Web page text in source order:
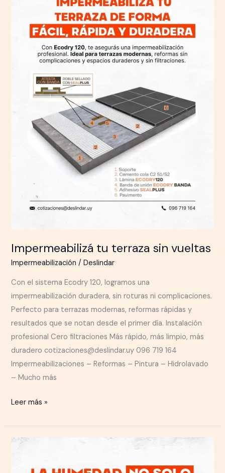
Impermeabilizá tu terraza sin vueltas
Impermeabilización /Deslindar
Con el sistema Ecodry 120, logramos una
impermeabilización duradera, sin roturas ni complicaciones.
Perfecto para terrazas modernas, reformas rápidas y
resultados que se notan desde el primer día. Instalación
profesional Cero filtraciones Más rápido, más limpio, más
duradero cotizaciones@deslindar.uy 096 719 164
Impermeabilizaciones – Reformas – Pintura – Hidrolavado
– Mucho más
vueltas
Leer más »